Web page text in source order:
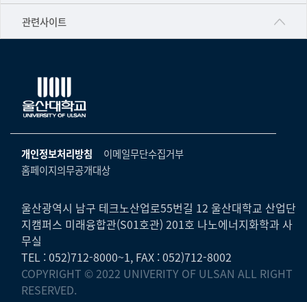
▷일본어·일본학과
▷프랑스어·프랑스학과
▷스페인·중남미학과
▷철학·상담학과
■사회과학대학
▷사회과학부
ㆍ경제학전공
ㆍ행정학전공
ㆍ국제관계학전공
공학교육혁신센터
국제교류처
기초과학연구소
물리BK 미래혁신응집물질물리인재교육연구단
미래기술혁신융합형인재양성센터
반구대암각화유적보존연구소
보육교사교육원
산학연협력선도대학육성사업(LINC3.0)사업단
관련사이트
건강가정지원센터
교수협의회
노동조합
생명윤리위원회
온라인 기술거래 플랫폼
울산대신문
울산대학교병원
캠퍼스안전관리
UCLASS
개인정보처리방침
이메일무단수집거부
홈페이지의무공개대상
울산광역시 남구 테크노산업로55번길 12 울산대학교 산업단
지캠퍼스 미래융합관(S01호관) 201호 나노에너지화학과 사
무실
TEL : 052)712-8000~1, FAX : 052)712-8002
COPYRIGHT © 2022 UNIVERITY OF ULSAN ALL RIGHT
RESERVED.